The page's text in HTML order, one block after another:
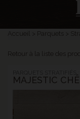
Accueil Parquets
Retour à la liste des
MAJESTIC